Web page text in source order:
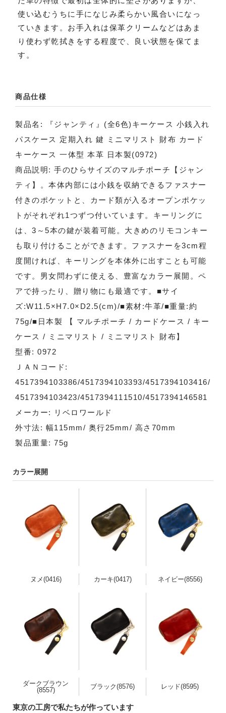
使い込むうちに手になじみ柔らかい風合いになっ
ていきます。お手入れは保革クリームなどはあま
り使わず乾拭きをする程度で、良い状態を保てま
す。
商品仕様
製品名: 『ジャンティ』(全6色)キーケース 小銭入れ
パスケース 定期入れ 鍵 ミニマリスト 財布 カード
キーケース 一体型 本革 日本製(0972)
商品説明: 手のひらサイズのマルチポーチ【ジャン
ティ】。本体内部には小銭を収納できるファスナー
付きのポケットと、カード類が入るオープンポケッ
トがそれぞれ1つずつ付いています。キーリングに
は、3～5本の鍵が装着可能。大きめのリモコンキー
も取り付けることができます。ファスナーを3cm程
度開ければ、キーリングを本体外に出すことも可能
です。男女問わずに使える、豊富なカラー展開。ペ
アで持ったり、贈り物にも最適です。■サイ
ズ:W11.5×H7.0×D2.5(cm)/■素材:牛革/■重量:約
75g/■日本製 【 マルチポーチ / カードケース / キー
ケース / ミニマリスト / ミニマリスト 財布】
型番: 0972
ＪＡＮコード:
4517394103386/4517394103393/4517394103416/
4517394103423/4517394111510/4517394146581
メーカー: リベロワールド
外寸法: 幅115mm/ 奥行25mm/ 高さ70mm
製品重量: 75g
カラー展開
ヌメ(0416) カーキ(0417) ネイビー(8556)
ダークブラウン
(8557)
ブラック(8576) レッド(8595)
東京の工房で私たちが作っています